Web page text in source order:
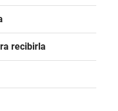
recibirla